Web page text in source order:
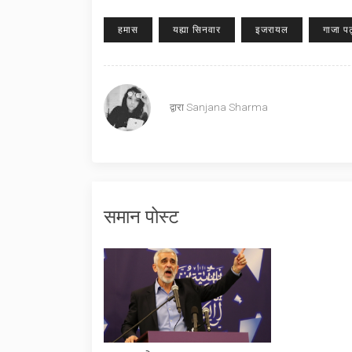
हमास यह्या सिनवार इजरायल गाजा
द्वारा Sanjana Sharma
समान पोस्ट